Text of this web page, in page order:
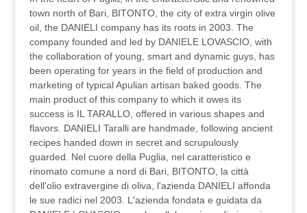
town north of Bari, BITONTO, the city of extra virgin olive
oil, the DANIELI company has its roots in 2003. The
company founded and led by DANIELE LOVASCIO, with
the collaboration of young, smart and dynamic guys, has
been operating for years in the field of production and
marketing of typical Apulian artisan baked goods. The
main product of this company to which it owes its
success is IL TARALLO, offered in various shapes and
flavors. DANIELI Taralli are handmade, following ancient
recipes handed down in secret and scrupulously
guarded. Nel cuore della Puglia, nel caratteristico e
rinomato comune a nord di Bari, BITONTO, la città
dell'olio extravergine di oliva, l'azienda DANIELI affonda
le sue radici nel 2003. L'azienda fondata e guidata da